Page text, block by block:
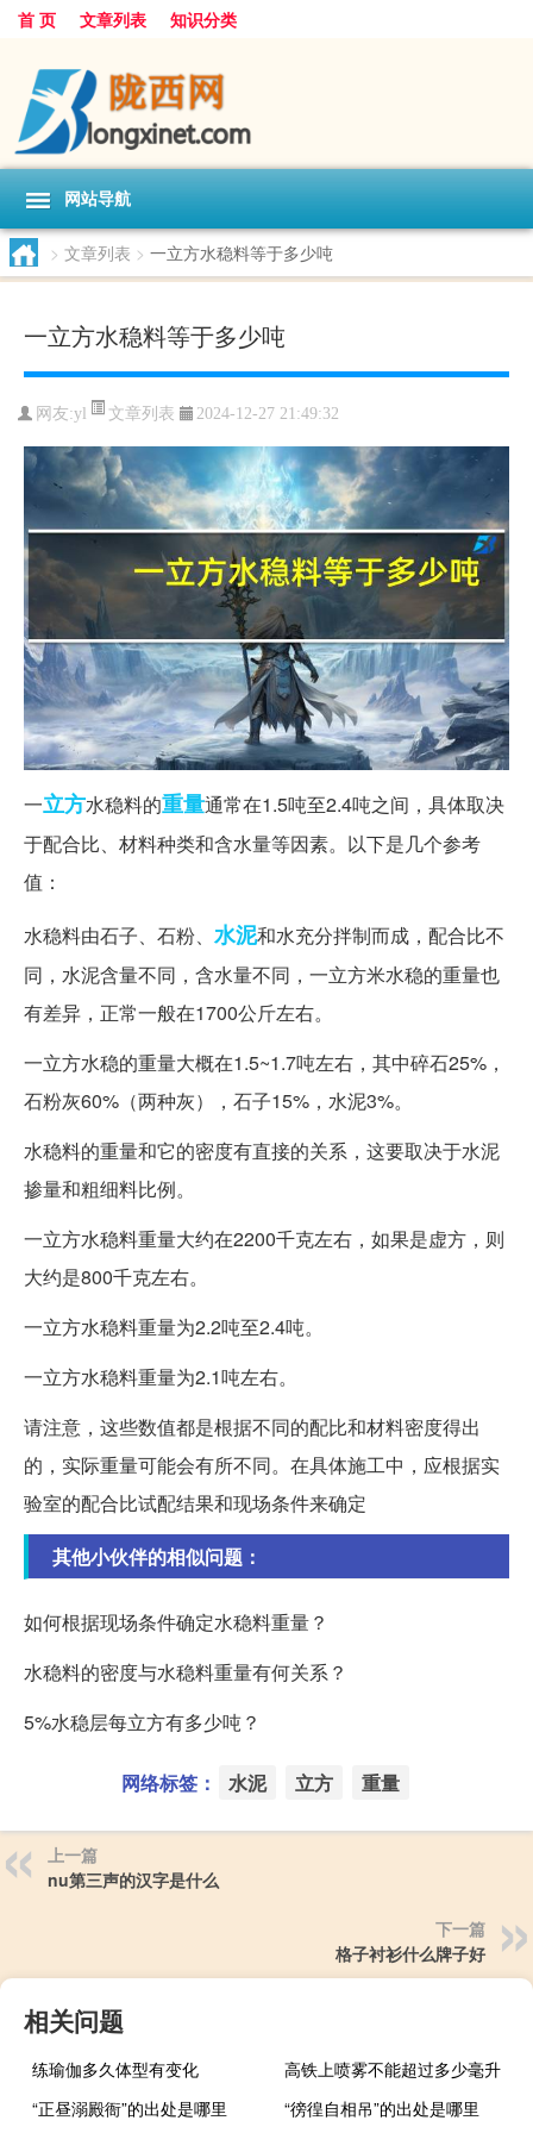
首 页 文章列表 知识分类
网站导航
> 文章列表 > 一立方水稳料等于多少吨
一立方水稳料等于多少吨
网友:yl 文章列表 2024-12-27 21:49:32
一立方水稳料的重量通常在1.5吨至2.4吨之间，具体取决
于配合比、材料种类和含水量等因素。以下是几个参考
值：
水稳料由石子、石粉、 水泥和水充分拌制而成，配合比不
同，水泥含量不同，含水量不同，一立方米水稳的重量也
有差异，正常一般在1700公斤左右。
一立方水稳的重量大概在1.5~1.7吨左右，其中碎石25%，
石粉灰60%（两种灰），石子15%，水泥3%。
水稳料的重量和它的密度有直接的关系，这要取决于水泥
掺量和粗细料比例。
一立方水稳料重量大约在2200千克左右，如果是虚方，则
大约是800千克左右。
一立方水稳料重量为2.2吨至2.4吨。
一立方水稳料重量为2.1吨左右。
请注意，这些数值都是根据不同的配比和材料密度得出
的，实际重量可能会有所不同。在具体施工中，应根据实
验室的配合比试配结果和现场条件来确定
其他小伙伴的相似问题：
如何根据现场条件确定水稳料重量？
水稳料的密度与水稳料重量有何关系？
5%水稳层每立方有多少吨？
网络标签： 水泥 立方 重量
上一篇
nu第三声的汉字是什么
下一篇
格子衬衫什么牌子好
相关问题
练瑜伽多久体型有变化
高铁上喷雾不能超过多少毫升
“正昼溺殿衙”的出处是哪里
“徬徨自相吊”的出处是哪里